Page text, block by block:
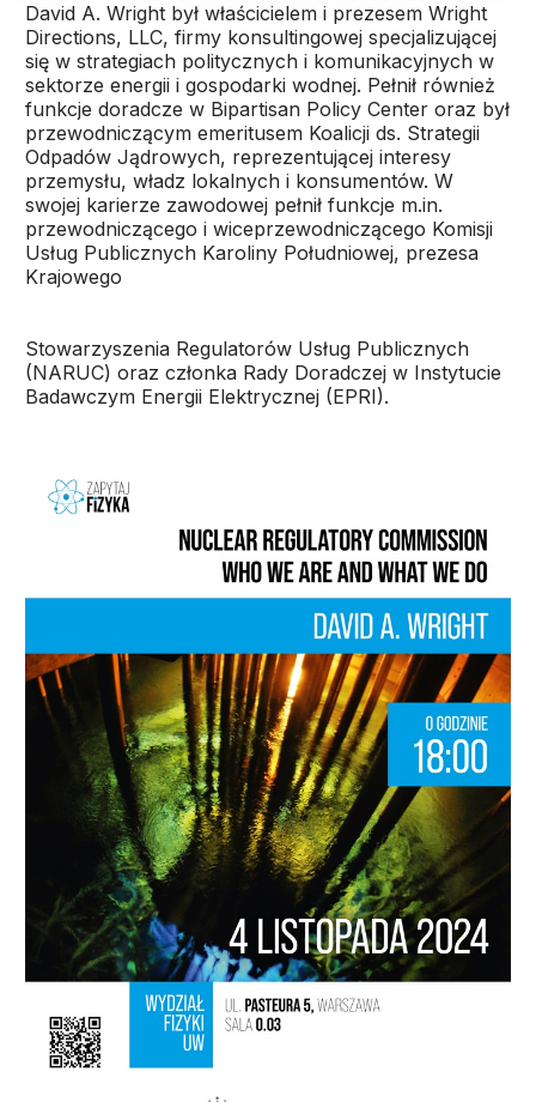
David A. Wright był właścicielem i prezesem Wright
Directions, LLC, firmy konsultingowej specjalizującej
się w strategiach politycznych i komunikacyjnych w
sektorze energii i gospodarki wodnej. Pełnił również
funkcje doradcze w Bipartisan Policy Center oraz był
przewodniczącym emeritusem Koalicji ds. Strategii
Odpadów Jądrowych, reprezentującej interesy
przemysłu, władz lokalnych i konsumentów. W
swojej karierze zawodowej pełnił funkcje m.in.
przewodniczącego i wiceprzewodniczącego Komisji
Usług Publicznych Karoliny Południowej, prezesa
Krajowego
Stowarzyszenia Regulatorów Usług Publicznych
(NARUC) oraz członka Rady Doradczej w Instytucie
Badawczym Energii Elektrycznej (EPRI).